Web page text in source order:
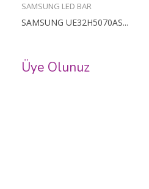
SAMSUNG LED BAR
SAMSUNG UE32H5070AS...
Üye Olunuz